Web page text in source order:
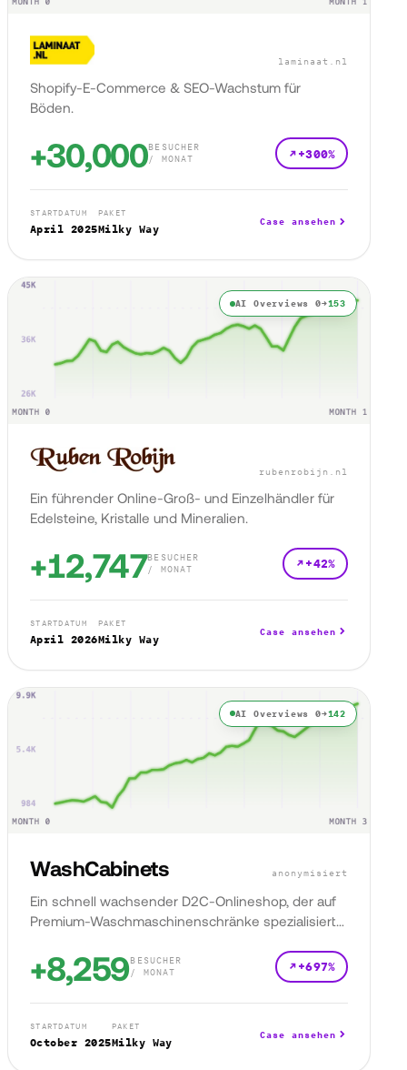
laminaat.nl
Shopify-E-Commerce & SEO-Wachstum für
Böden.
+30,000BESUCHER
/ MONAT
+300%
STARTDATUM
April 2025
PAKET
Milky Way
Case ansehen
AI Overviews 0→153
rubenrobijn.nl
Ein führender Online-Groß- und Einzelhändler für
Edelsteine, Kristalle und Mineralien.
+12,747BESUCHER
/ MONAT
+42%
STARTDATUM
April 2026
PAKET
Milky Way
Case ansehen
AI Overviews 0→142
WashCabinets anonymisiert
Ein schnell wachsender D2C-Onlineshop, der auf
Premium-Waschmaschinenschränke spezialisiert
+8,259BESUCHER
/ MONAT
+697%
STARTDATUM
October 2025
PAKET
Milky Way
Case ansehen